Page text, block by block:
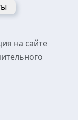
на сайте